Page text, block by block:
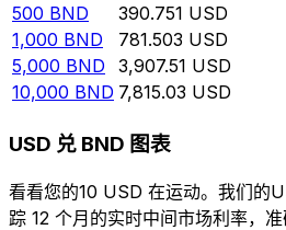
500 BND 390.751 USD
1,000 BND 781.503 USD
5,000 BND 3,907.51 USD
10,000 BND 7,815.03 USD
USD 兑 BND 图表
看看您的10 USD 在运动。我们的
踪 12 个月的实时中间市场利率，